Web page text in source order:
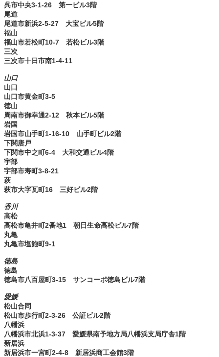
呉市中央3-1-26 第一ビル3階
尾道
尾道市新浜2-5-27 大宝ビル5階
福山
福山市若松町10-7 若松ビル3階
三次
三次市十日市南1-4-11
山口
山口
山口市黄金町3-5
徳山
周南市御幸通2-12 秋本ビル5階
岩国
岩国市山手町1-16-10 山手町ビル2階
下関唐戸
下関市中之町6-4 大和交通ビル4階
宇部
宇部市寿町3-8-21
萩
萩市大字瓦町16 三好ビル2階
香川
高松
高松市亀井町2番地1 朝日生命高松ビル7階
丸亀
丸亀市塩飽町9-1
徳島
徳島
徳島市八百屋町3-15 サンコーポ徳島ビル7階
愛媛
松山合同
松山市歩行町2-3-26 公証ビル2階
八幡浜
八幡浜市北浜1-3-37 愛媛県南予地方局八幡浜支局庁舎1階
新居浜
新居浜市一宮町2-4-8 新居浜商工会館3階